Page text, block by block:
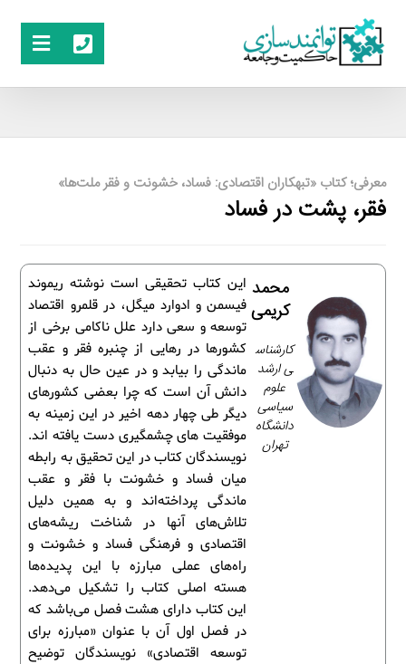
معرفی؛ کتاب «تبهکاران اقتصادی: فساد، خشونت و فقر ملت‌ها»
فقر، پشت در فساد
این کتاب تحقیقی است نوشته ریموند
فیسمن و ادوارد میگل، در قلمرو اقتصاد
توسعه و سعی دارد علل ناکامی برخی از
کشورها در رهایی از چنبره فقر و عقب
ماندگی را بیابد و در عین حال به دنبال
دانش آن است که چرا بعضی کشورهای
دیگر طی چهار دهه اخیر در این زمینه به
موفقیت های چشمگیری دست یافته اند.
نویسندگان کتاب در این تحقیق به رابطه
میان فساد و خشونت با فقر و عقب
ماندگی پرداخته‌اند و به همین دلیل
تلاش‌های آنها در شناخت ریشه‌های
اقتصادی و فرهنگی فساد و خشونت و
راه‌های عملی مبارزه با این پدیده‌ها
هسته اصلی کتاب را تشکیل می‌دهد.
این کتاب دارای هشت فصل می‌باشد که
در فصل اول آن با عنوان «مبارزه برای
توسعه اقتصادی» نویسندگان توضیح
محمد
کریمی
کارشناس
ی ارشد
علوم
سیاسی
دانشگاه
تهران